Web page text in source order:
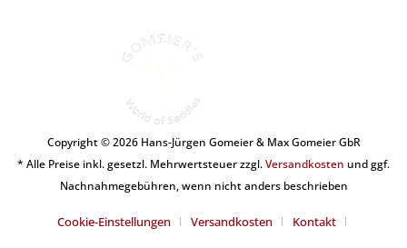
Copyright © 2026 Hans-Jürgen Gomeier & Max Gomeier GbR
* Alle Preise inkl. gesetzl. Mehrwertsteuer zzgl.Versandkosten und ggf.
Nachnahmegebühren, wenn nicht anders beschrieben
Cookie-Einstellungen Versandkosten
Kontakt